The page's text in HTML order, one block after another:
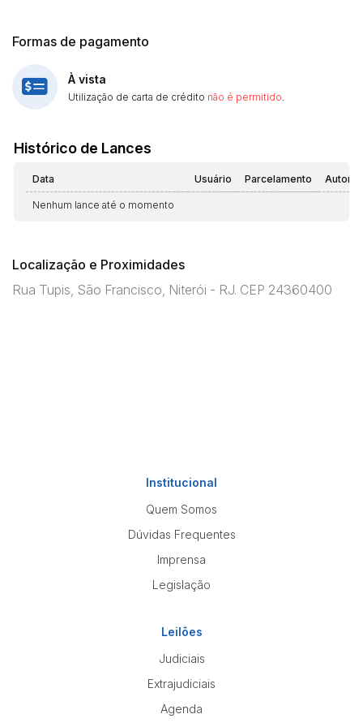
Formas de pagamento
À vista
Utilização de carta de crédito não é permitido
Histórico de Lances
Data Usuário Parcelamento
Nenhum lance até o momento
Localização e Proximidades
Rua Tupis, São Francisco, Niterói - RJ. CEP 24360400
Institucional
Quem Somos
Dúvidas Frequentes
Imprensa
Legislação
Leilões
Judiciais
Extrajudiciais
Agenda